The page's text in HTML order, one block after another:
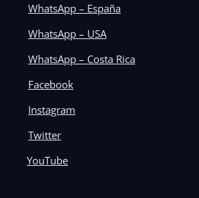
WhatsApp – España
WhatsApp – USA
WhatsApp – Costa Rica
Facebook
Instagram
Twitter
YouTube